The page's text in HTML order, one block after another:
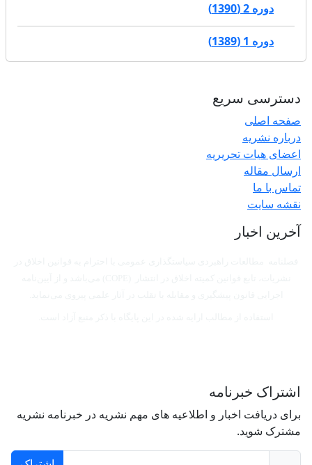
دوره 2 (1390)
دوره 1 (1389)
دسترسی سریع
صفحه اصلی
درباره نشریه
اعضای هیات تحریریه
ارسال مقاله
تماس با ما
نقشه سایت
آخرین اخبار
اشتراک خبرنامه
برای دریافت اخبار و اطلاعیه های مهم نشریه در خبرنامه نشریه
مشترک شوید.